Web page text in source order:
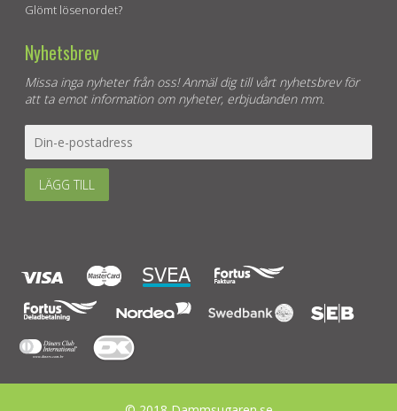
Glömt lösenordet?
Nyhetsbrev
Missa inga nyheter från oss! Anmäl dig till vårt nyhetsbrev för
att ta emot information om nyheter, erbjudanden mm.
LÄGG TILL